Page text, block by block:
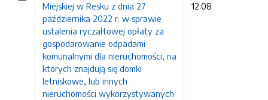
Miejskiej w Resku z dnia 27
października 2022 r. w sprawie
ustalenia ryczałtowej opłaty za
gospodarowanie odpadami
komunalnymi dla nieruchomości, na
których znajdują się domki
letniskowe, lub innych
nieruchomości wykorzystywanych
12:08